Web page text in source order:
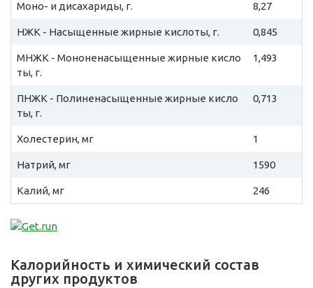
Моно- и дисахариды, г. 8,27
НЖК - Насыщенные жирные кислоты, г. 0,845
МНЖК - Мононенасыщенные жирные кисло
ты, г.
1,493
ПНЖК - Полиненасыщенные жирные кисло
ты, г.
0,713
Холестерин, мг 1
Натрий, мг 1590
Калий, мг 246
Калорийность и химический состав
других продуктов